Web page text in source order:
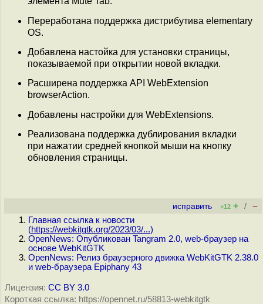
Переработана поддержка дистрибутива elementary
OS.
Добавлена настойка для установки страницы,
показываемой при открытии новой вкладки.
Расширена поддержка API WebExtension
browserAction.
Добавлены настройки для WebExtensions.
Реализована поддержка дублирования вкладки
при нажатии средней кнопкой мыши на кнопку
обновления страницы.
исправить +12 + / –
Главная ссылка к новости
(https://webkitgtk.org/2023/03/...)
OpenNews: Опубликован Tangram 2.0, web-браузер на
основе WebKitGTK
OpenNews: Релиз браузерного движка WebKitGTK 2.38.0
и web-браузера Epiphany 43
Лицензия: CC BY 3.0
Короткая ссылка: https://opennet.ru/58813-webkitgtk